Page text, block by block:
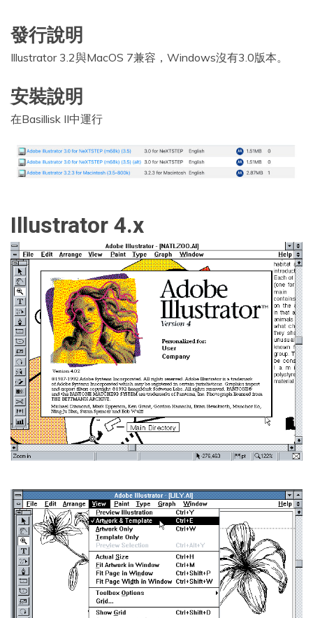
發行說明
Illustrator 3.2與MacOS 7兼容，Windows沒有3.0版本。
安裝說明
在Basillisk II中運行
Illustrator 4.x